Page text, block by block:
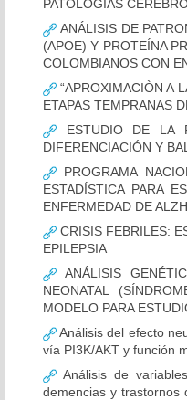
PATOLOGÍAS
ANÁLISIS DE
(APOE) Y PROTEÍNA
COLOMBIANOS CON
“APROXIMACIÒN A
ETAPAS TEMPRANAS
ESTUDIO DE LA
DIFERENCIACIÓN Y
PROGRAMA
ESTADÍSTICA PARA
ENFERMEDAD DE
CRISIS FEBRILES:
EPILEPSIA
ANÁLISIS
NEONATAL
MODELO PARA
Análisis del efecto
vía PI3K/AKT y función
Análisis de
demencias y trastornos